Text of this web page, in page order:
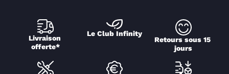
Livraison
offerte*
Le Club Infinity
Retours sous 15
jours